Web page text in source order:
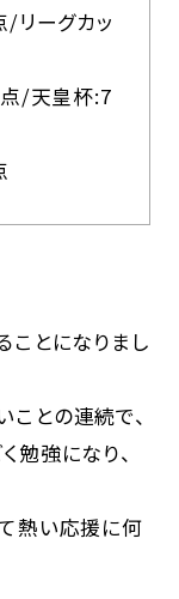
リーグカッ
/天皇杯:7
ことになりまし
との連続で、
勉強になり、
熱い応援に何